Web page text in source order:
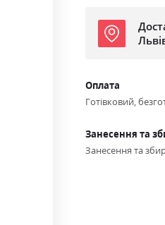
Оплата
Готівковий,
Занесення та
Занесення та